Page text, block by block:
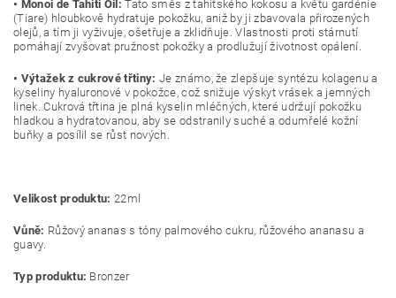
• Monoi de Tahiti Oil: Tato směs z tahitského kokosu a květu gardénie
(Tiare) hloubkově hydratuje pokožku, aniž by ji zbavovala přirozených
olejů, a tím ji vyživuje, ošetřuje a zklidňuje. Vlastnosti proti stárnutí
pomáhají zvyšovat pružnost pokožky a prodlužují životnost opálení.
• Výtažek z cukrové třtiny: Je známo, že zlepšuje syntézu kolagenu a
kyseliny hyaluronové v pokožce, což snižuje výskyt vrásek a jemných
linek. Cukrová třtina je plná kyselin mléčných, které udržují pokožku
hladkou a hydratovanou, aby se odstranily suché a odumřelé kožní
buňky a posílil se růst nových.
Velikost produktu: 22ml
Vůně: Růžový ananas s tóny palmového cukru, růžového ananasu a
guavy.
Typ produktu: Bronzer